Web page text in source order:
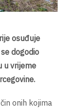
osuđuje
dogodio
u vrijeme
onih kojima